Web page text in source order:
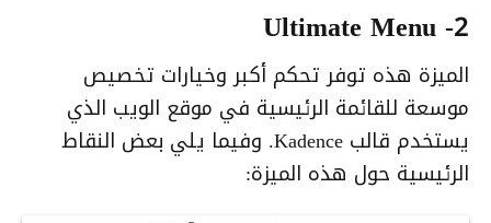
2- Ultimate Menu
الميزة هذه توفر تحكم أكبر وخيارات تخصيص
موسعة للقائمة الرئيسية في موقع الويب الذي
يستخدم قالب Kadence. وفيما يلي بعض النقاط
الرئيسية حول هذه الميزة: